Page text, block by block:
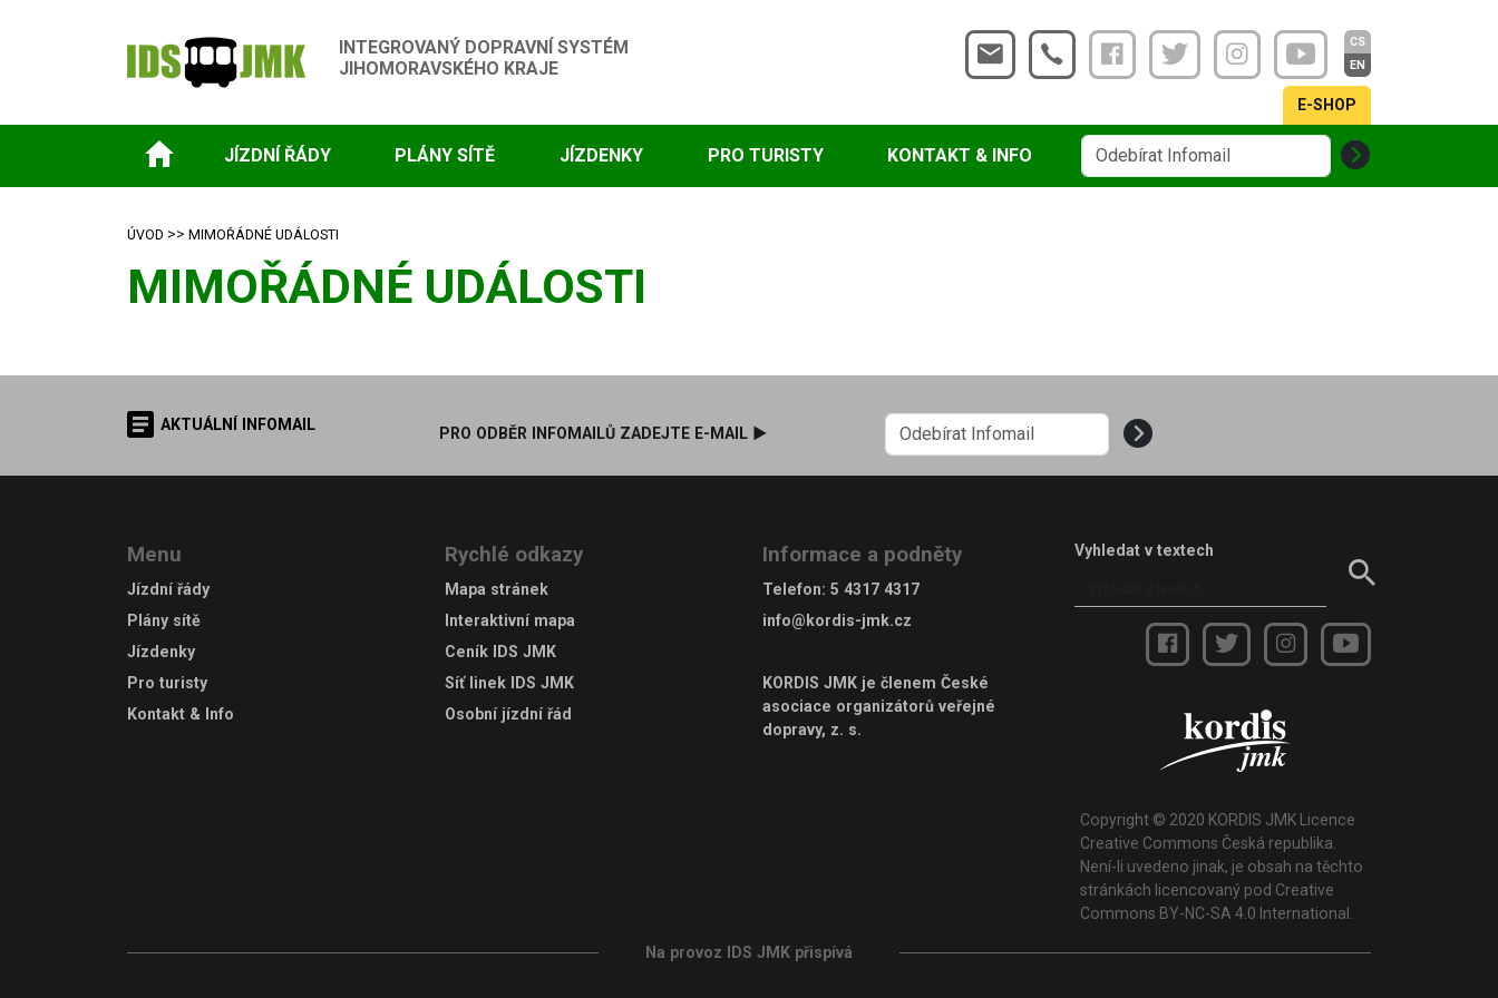
INTEGROVANÝ DOPRAVNÍ SYSTÉM
JIHOMORAVSKÉHO KRAJE
CS
EN
E-SHOP
JÍZDNÍ ŘÁDY PLÁNY SÍTĚ JÍZDENKY PRO TURISTY KONTAKT & INFO
ÚVOD >> MIMOŘÁDNÉ UDÁLOSTI
MIMOŘÁDNÉ UDÁLOSTI
AKTUÁLNÍ INFOMAIL PRO ODBĚR INFOMAILŮ ZADEJTE E-MAIL ►
Menu
Jízdní řády
Plány sítě
Jízdenky
Pro turisty
Kontakt & Info
Rychlé odkazy
Mapa stránek
Interaktivní mapa
Ceník IDS JMK
Síť linek IDS JMK
Osobní jízdní řád
Informace a podněty
Telefon: 5 4317 4317
info@kordis-jmk.cz
KORDIS JMK je členem České
asociace organizátorů veřejné
dopravy, z. s.
Vyhledat v textech
Copyright © 2020 KORDIS JMK Licence
Creative Commons Česká republika.
Není-li uvedeno jinak, je obsah na těchto
stránkách licencovaný pod Creative
Commons BY-NC-SA 4.0 International.
Na provoz IDS JMK přispívá